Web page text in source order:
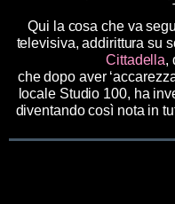
Qui la cosa che va
televisiva, addirittura su
Cittadella,
che dopo aver
locale Studio 100, ha
diventando così nota in